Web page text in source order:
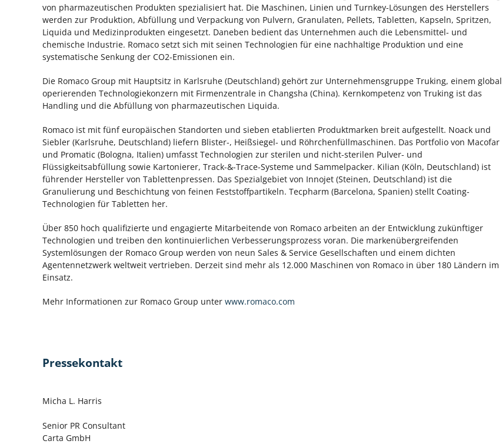
von pharmazeutischen Produkten spezialisiert hat. Die Maschinen, Linien und Turnkey-Lösungen des Herstellers
werden zur Produktion, Abfüllung und Verpackung von Pulvern, Granulaten, Pellets, Tabletten, Kapseln, Spritzen,
Liquida und Medizinprodukten eingesetzt. Daneben bedient das Unternehmen auch die Lebensmittel- und
chemische Industrie. Romaco setzt sich mit seinen Technologien für eine nachhaltige Produktion und eine
systematische Senkung der CO2-Emissionen ein.
Die Romaco Group mit Hauptsitz in Karlsruhe (Deutschland) gehört zur Unternehmensgruppe Truking, einem global
operierenden Technologiekonzern mit Firmenzentrale in Changsha (China). Kernkompetenz von Truking ist das
Handling und die Abfüllung von pharmazeutischen Liquida.
Romaco ist mit fünf europäischen Standorten und sieben etablierten Produktmarken breit aufgestellt. Noack und
Siebler (Karlsruhe, Deutschland) liefern Blister-, Heißsiegel- und Röhrchenfüllmaschinen. Das Portfolio von Macofar
und Promatic (Bologna, Italien) umfasst Technologien zur sterilen und nicht-sterilen Pulver- und
Flüssigkeitsabfüllung sowie Kartonierer, Track-&-Trace-Systeme und Sammelpacker. Kilian (Köln, Deutschland) ist
führender Hersteller von Tablettenpressen. Das Spezialgebiet von Innojet (Steinen, Deutschland) ist die
Granulierung und Beschichtung von feinen Feststoffpartikeln. Tecpharm (Barcelona, Spanien) stellt Coating-
Technologien für Tabletten her.
Über 850 hoch qualifizierte und engagierte Mitarbeitende von Romaco arbeiten an der Entwicklung zukünftiger
Technologien und treiben den kontinuierlichen Verbesserungsprozess voran. Die markenübergreifenden
Systemlösungen der Romaco Group werden von neun Sales & Service Gesellschaften und einem dichten
Agentennetzwerk weltweit vertrieben. Derzeit sind mehr als 12.000 Maschinen von Romaco in über 180 Ländern im
Einsatz.
Mehr Informationen zur Romaco Group unter www.romaco.com
Pressekontakt
Micha L. Harris
Senior PR Consultant
Carta GmbH